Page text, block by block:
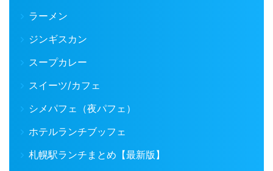
ラーメン
ジンギスカン
スープカレー
スイーツ/カフェ
シメパフェ（夜パフェ）
ホテルランチブッフェ
札幌駅ランチまとめ【最新版】